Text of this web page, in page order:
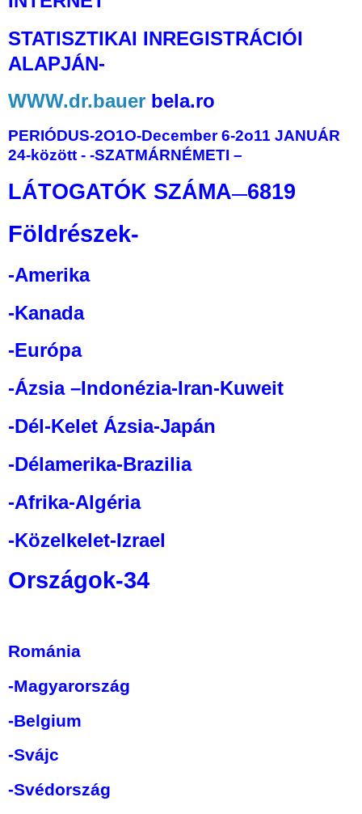
STATISZTIKAI INREGISTRÁCIÓI
ALAPJÁN-
WWW.dr.bauer bela.ro
PERIÓDUS-2O1O-December 6-2o11 JANUÁR
24-között - -SZATMÁRNÉMETI –
LÁTOGATÓK SZÁMA—6819
Földrészek-
-Amerika
-Kanada
-Európa
-Ázsia –Indonézia-Iran-Kuweit
-Dél-Kelet Ázsia-Japán
-Délamerika-Brazilia
-Afrika-Algéria
-Közelkelet-Izrael
Országok-34
Románia
-Magyarország
-Belgium
-Svájc
-Svédország